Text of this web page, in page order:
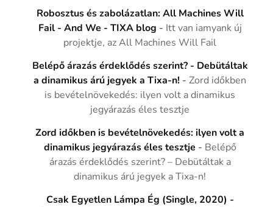
Robosztus és zabolázatlan: All Machines Will
Fail - And We - TIXA blog - Itt van iamyank új
projektje, az All Machines Will Fail
Belépő árazás érdeklődés szerint? - Debütáltak
a dinamikus árú jegyek a Tixa-n! -Zord időkben
is bevételnövekedés: ilyen volt a dinamikus
jegyárazás éles tesztje
Zord időkben is bevételnövekedés: ilyen volt a
dinamikus jegyárazás éles tesztje - Belépő
árazás érdeklődés szerint? – Debütáltak a
dinamikus árú jegyek a Tixa-n!
Csak Egyetlen Lámpa Ég (Single, 2020) -